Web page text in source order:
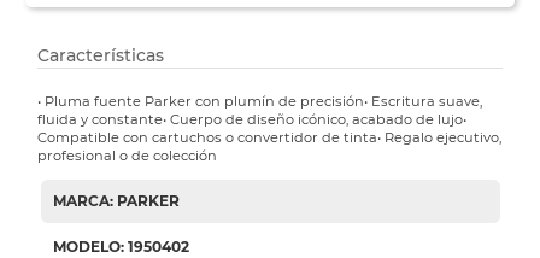
Características
• Pluma fuente Parker con plumín de precisión• Escritura suave,
fluida y constante• Cuerpo de diseño icónico, acabado de lujo•
Compatible con cartuchos o convertidor de tinta• Regalo ejecutivo,
profesional o de colección
MARCA: PARKER
MODELO: 1950402